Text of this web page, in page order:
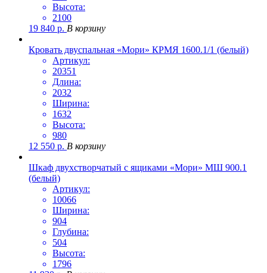
Высота:
2100
19 840 р. В корзину
Кровать двуспальная «Мори» КРМЯ 1600.1/1 (белый)
Артикул:
20351
Длина:
2032
Ширина:
1632
Высота:
980
12 550 р. В корзину
Шкаф двухстворчатый с ящиками «Мори» МШ 900.1
(белый)
Артикул:
10066
Ширина:
904
Глубина:
504
Высота:
1796